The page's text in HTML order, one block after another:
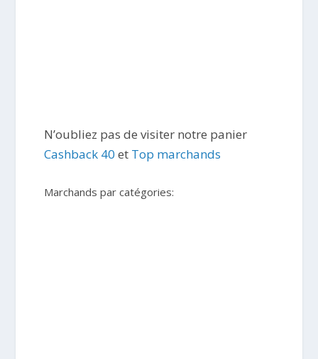
N’oubliez pas de visiter notre panier
Cashback 40 et Top marchands
Marchands par catégories: